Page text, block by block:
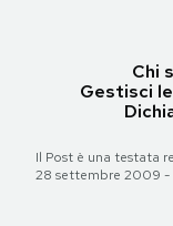
Chi
Gestisci
Il Post è una testata
28 settembre 2009 -